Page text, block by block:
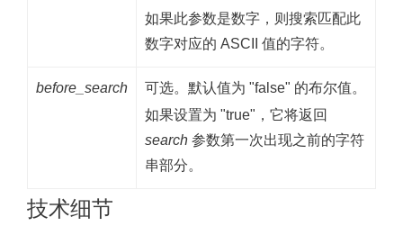
如果此参数是数字，则搜索匹配此
数字对应的 ASCII 值的字符。
before_search
可选。默认值为 "false" 的布尔值。
如果设置为 "true"，它将返回
search 参数第一次出现之前的字符
串部分。
技术细节